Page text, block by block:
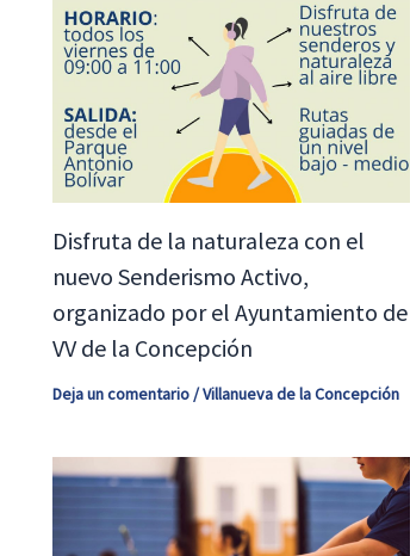
Disfruta de la naturaleza con el
nuevo Senderismo Activo,
organizado por el Ayuntamiento de
VV de la Concepción
Deja un comentario/Villanueva de la Concepción